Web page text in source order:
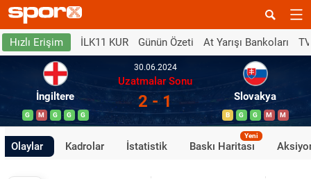
Hızlı Erişim İLK11 KUR Günün Özeti At Yarışı Bankoları
İngiltere
G M G G G
30.06.2024
Uzatmalar Sonu
2 - 1 Slovakya
B G G M M
Olaylar Kadrolar İstatistik Baskı Haritası
Yeni